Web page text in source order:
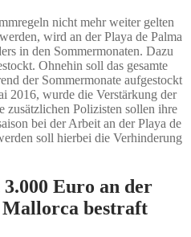
nicht mehr weiter gelten
wird an der Playa de Palma
in den Sommermonaten. Dazu
Ohnehin soll das gesamte
der Sommermonate aufgestockt
2016, wurde die Verstärkung der
Polizisten sollen ihre
bei der Arbeit an der Playa de
soll hierbei die Verhinderung
Euro an der
Mallorca bestraft